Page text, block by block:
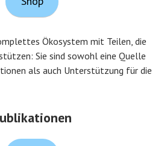
Ökosystem mit Teilen, die
Sie sind sowohl eine Quelle
als auch Unterstützung für die